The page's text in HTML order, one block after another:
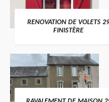
RENOVATION DE VOLETS
FINISTÈRE